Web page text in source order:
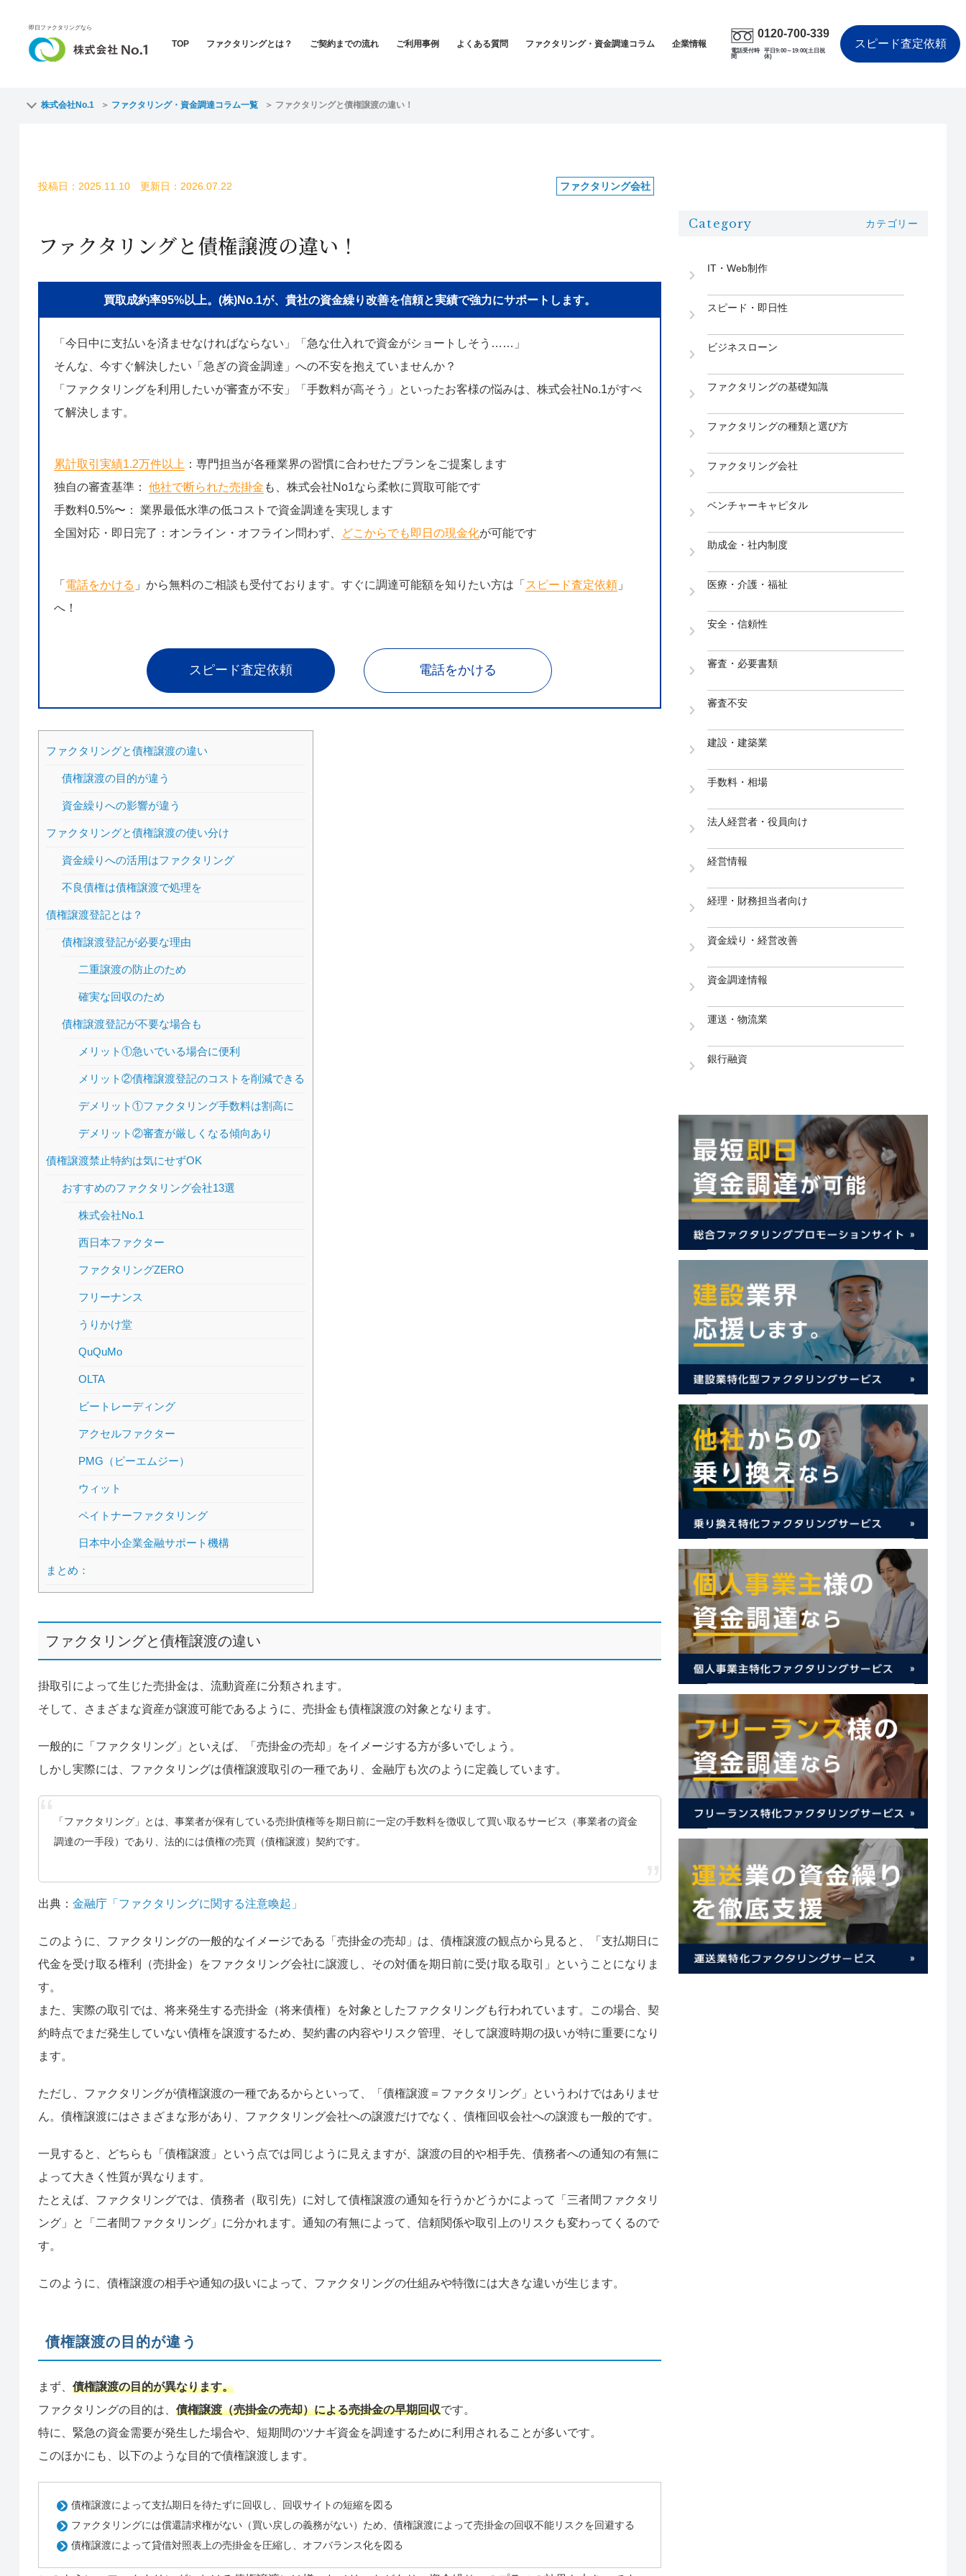
即日ファクタリングなら
TOP ファクタリングとは？ ご契約までの流れ ご利用事例 よくある質問 ファクタリング・資金調達コラム 企業情報
0120-700-339
電話受付時
間
平日9:00～19:00(土日祝
休)
スピード査定依頼
株式会社No.1 ファクタリング・資金調達コラム一覧 ファクタリングと債権譲渡の違い！
投稿日：2025.11.10 更新日：2026.07.22 ファクタリング会社
ファクタリングと債権譲渡の違い！
買取成約率95%以上。(株)No.1が、貴社の資金繰り改善を信頼と実績で強力にサポートします。
「今日中に支払いを済ませなければならない」「急な仕入れで資金がショートしそう……」
そんな、今すぐ解決したい「急ぎの資金調達」への不安を抱えていませんか？
「ファクタリングを利用したいが審査が不安」「手数料が高そう」といったお客様の悩みは、株式会社No.1がすべ
て解決します。
累計取引実績1.2万件以上 ：専門担当が各種業界の習慣に合わせたプランをご提案します
独自の審査基準： 他社で断られた売掛金 も、株式会社No1なら柔軟に買取可能です
手数料0.5%〜： 業界最低水準の低コストで資金調達を実現します
全国対応・即日完了：オンライン・オフライン問わず、
どこからでも即日の現金化が可能です
「 電話をかける 」から無料のご相談も受付ております。すぐに調達可能額を知りたい方は「 スピード査定依頼」
へ！
スピード査定依頼 電話をかける
ファクタリングと債権譲渡の違い
債権譲渡の目的が違う
資金繰りへの影響が違う
ファクタリングと債権譲渡の使い分け
資金繰りへの活用はファクタリング
不良債権は債権譲渡で処理を
債権譲渡登記とは？
債権譲渡登記が必要な理由
二重譲渡の防止のため
確実な回収のため
債権譲渡登記が不要な場合も
メリット①急いでいる場合に便利
メリット②債権譲渡登記のコストを削減できる
デメリット①ファクタリング手数料は割高に
デメリット②審査が厳しくなる傾向あり
債権譲渡禁止特約は気にせずOK
おすすめのファクタリング会社13選
株式会社No.1
西日本ファクター
ファクタリングZERO
フリーナンス
うりかけ堂
QuQuMo
OLTA
ビートレーディング
アクセルファクター
PMG（ピーエムジー）
ウィット
ペイトナーファクタリング
日本中小企業金融サポート機構
まとめ：
ファクタリングと債権譲渡の違い
掛取引によって生じた売掛金は、流動資産に分類されます。
そして、さまざまな資産が譲渡可能であるように、売掛金も債権譲渡の対象となります。
一般的に「ファクタリング」といえば、「売掛金の売却」をイメージする方が多いでしょう。
しかし実際には、ファクタリングは債権譲渡取引の一種であり、金融庁も次のように定義しています。
「ファクタリング」とは、事業者が保有している売掛債権等を期日前に一定の手数料を徴収して買い取るサービス（事業者の資金
調達の一手段）であり、法的には債権の売買（債権譲渡）契約です。
出典： 金融庁「ファクタリングに関する注意喚起」
このように、ファクタリングの一般的なイメージである「売掛金の売却」は、債権譲渡の観点から見ると、「支払期日に
代金を受け取る権利（売掛金）をファクタリング会社に譲渡し、その対価を期日前に受け取る取引」ということになりま
す。
また、実際の取引では、将来発生する売掛金（将来債権）を対象としたファクタリングも行われています。この場合、契
約時点でまだ発生していない債権を譲渡するため、契約書の内容やリスク管理、そして譲渡時期の扱いが特に重要になり
ます。
ただし、ファクタリングが債権譲渡の一種であるからといって、「債権譲渡＝ファクタリング」というわけではありませ
ん。債権譲渡にはさまざまな形があり、ファクタリング会社への譲渡だけでなく、債権回収会社への譲渡も一般的です。
一見すると、どちらも「債権譲渡」という点では同じように見えますが、譲渡の目的や相手先、債務者への通知の有無に
よって大きく性質が異なります。
たとえば、ファクタリングでは、債務者（取引先）に対して債権譲渡の通知を行うかどうかによって「三者間ファクタリ
ング」と「二者間ファクタリング」に分かれます。通知の有無によって、信頼関係や取引上のリスクも変わってくるので
す。
このように、債権譲渡の相手や通知の扱いによって、ファクタリングの仕組みや特徴には大きな違いが生じます。
債権譲渡の目的が違う
まず、 債権譲渡の目的が異なります。
ファクタリングの目的は、 債権譲渡（売掛金の売却）による売掛金の早期回収です。
特に、緊急の資金需要が発生した場合や、短期間のツナギ資金を調達するために利用されることが多いです。
このほかにも、以下のような目的で債権譲渡します。
債権譲渡によって支払期日を待たずに回収し、回収サイトの短縮を図る
ファクタリングには償還請求権がない（買い戻しの義務がない）ため、債権譲渡によって売掛金の回収不能リスクを回避する
債権譲渡によって貸借対照表上の売掛金を圧縮し、オフバランス化を図る
Category カテゴリー
IT・Web制作
スピード・即日性
ビジネスローン
ファクタリングの基礎知識
ファクタリングの種類と選び方
ファクタリング会社
ベンチャーキャピタル
助成金・社内制度
医療・介護・福祉
安全・信頼性
審査・必要書類
審査不安
建設・建築業
手数料・相場
法人経営者・役員向け
経営情報
経理・財務担当者向け
資金繰り・経営改善
資金調達情報
運送・物流業
銀行融資